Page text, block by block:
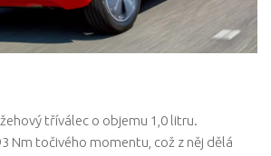
tříválec o objemu 1,0 litru.
Nm točivého momentu, což z něj dělá